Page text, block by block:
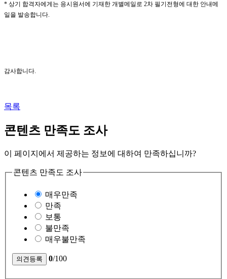
* 상기 합격자에게는 응시원서에 기재한 개별메일로 2차 필기전형에 대한 안내메
일을 발송합니다.
감사합니다.
목록
콘텐츠 만족도 조사
이 페이지에서 제공하는 정보에 대하여 만족하십니까?
콘텐츠 만족도 조사
매우만족
만족
보통
불만족
매우불만족
0/100